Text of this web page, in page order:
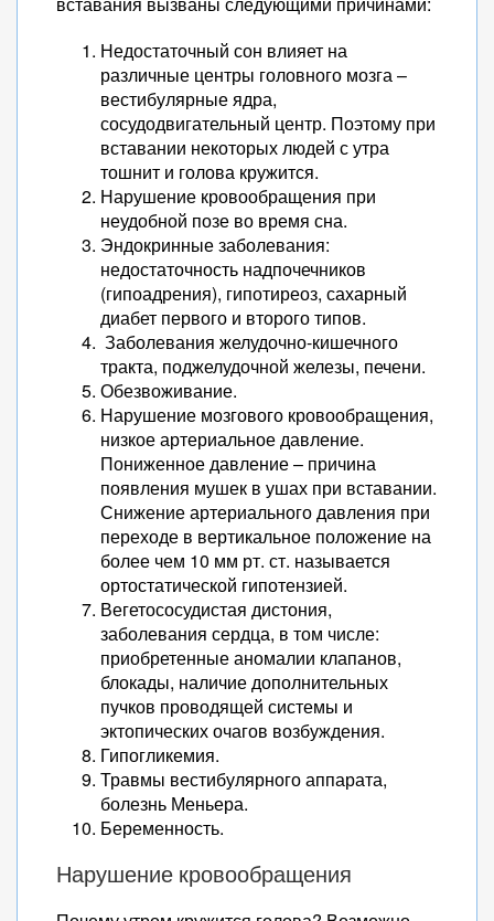
Недостаточный сон влияет на
различные центры головного мозга –
вестибулярные ядра,
сосудодвигательный центр. Поэтому при
вставании некоторых людей с утра
тошнит и голова кружится.
Нарушение кровообращения при
неудобной позе во время сна.
Эндокринные заболевания:
недостаточность надпочечников
(гипоадрения), гипотиреоз, сахарный
диабет первого и второго типов.
Заболевания желудочно-кишечного
тракта, поджелудочной железы, печени.
Обезвоживание.
Нарушение мозгового кровообращения,
низкое артериальное давление.
Пониженное давление – причина
появления мушек в ушах при вставании.
Снижение артериального давления при
переходе в вертикальное положение на
более чем 10 мм рт. ст. называется
ортостатической гипотензией.
Вегетососудистая дистония,
заболевания сердца, в том числе:
приобретенные аномалии клапанов,
блокады, наличие дополнительных
пучков проводящей системы и
эктопических очагов возбуждения.
Гипогликемия.
Травмы вестибулярного аппарата,
болезнь Меньера.
Беременность.
Нарушение кровообращения